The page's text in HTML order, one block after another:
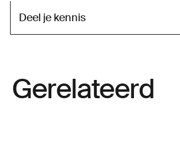
Deel je kennis
Gerelateerd